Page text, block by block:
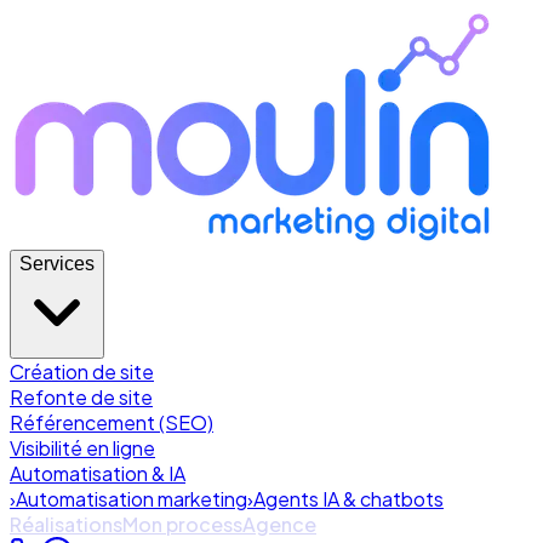
Services
Création de site
Refonte de site
Référencement (SEO)
Visibilité en ligne
Automatisation & IA
›Automatisation marketing›Agents IA & chatbots
RéalisationsMon processAgence